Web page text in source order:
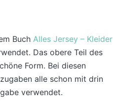
Buch Alles Jersey – Kleider
Das obere Teil des
Form. Bei diesen
alle schon mit drin
verwendet.